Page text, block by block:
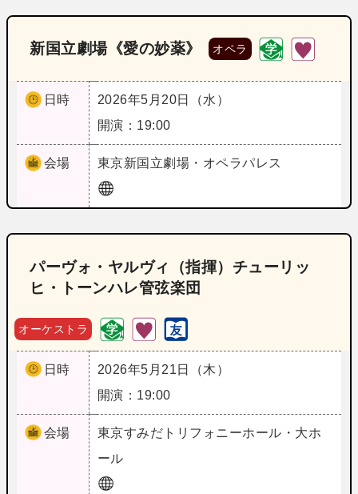
新国立劇場《愛の妙薬》 オペラ
日時
2026年5月20日（水）
開演：19:00
会場 東京新国立劇場・オペラパレス
パーヴォ・ヤルヴィ（指揮）チューリッ
ヒ・トーンハレ管弦楽団
オーケストラ
日時
2026年5月21日（木）
開演：19:00
会場 東京すみだトリフォニーホール・大ホ
ール